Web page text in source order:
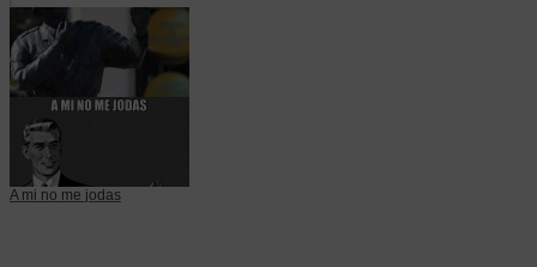
A mi no me jodas